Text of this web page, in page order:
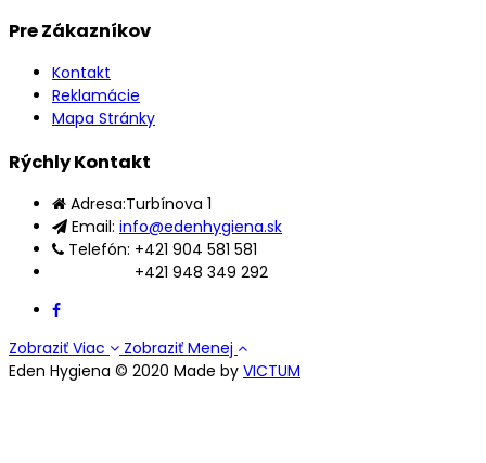
Pre Zákazníkov
Kontakt
Reklamácie
Mapa Stránky
Rýchly Kontakt
Adresa:Turbínova 1
Email: info@edenhygiena.sk
Telefón: +421 904 581 581
+421 948 349 292
Zobraziť Viac
Zobraziť Menej
Eden Hygiena © 2020 Made by VICTUM